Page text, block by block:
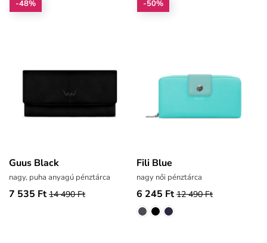
-48%
Guus Black
nagy, puha anyagú pénztárca
7 535 Ft 14 490 Ft
-50%
Fili Blue
nagy női pénztárca
6 245 Ft 12 490 Ft